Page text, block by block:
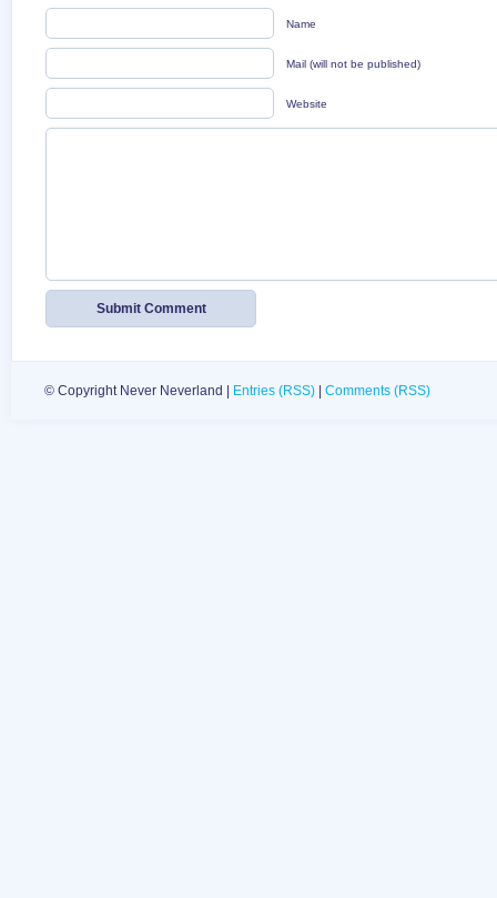
Name
Mail (will not be published)
Website
© Copyright Never Neverland | Entries (RSS) Comments (RSS)